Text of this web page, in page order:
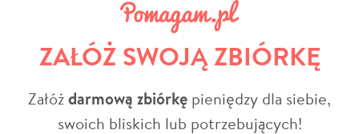
ZAŁÓŻ SWOJĄ ZBIÓRKĘ
Załóżdarmową zbiórkę pieniędzy dla siebie,
swoich bliskich lub potrzebujących!